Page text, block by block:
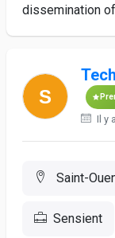
dissemination
Il y
Saint-
Sensient